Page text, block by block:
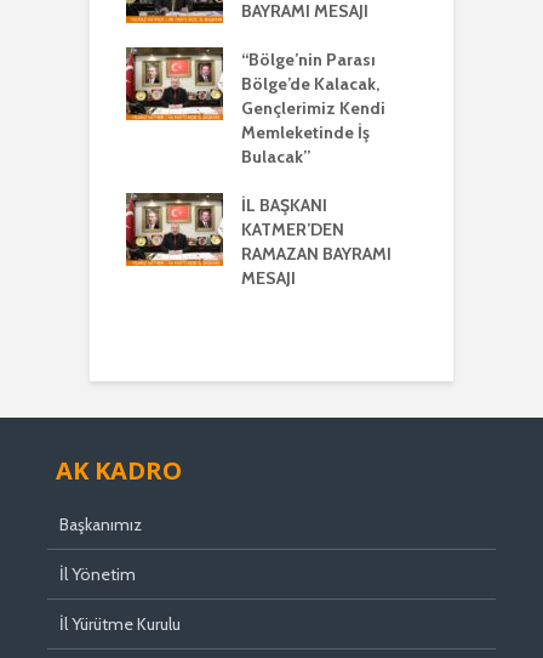
BAYRAMI MESAJI
“Bölge’nin Parası
Bölge’de Kalacak,
Gençlerimiz Kendi
Memleketinde İş
Bulacak”
İL BAŞKANI
KATMER’DEN
RAMAZAN BAYRAMI
MESAJI
AK KADRO
Başkanımız
İl Yönetim
İl Yürütme Kurulu